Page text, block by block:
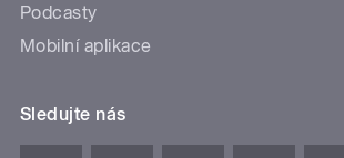
Podcasty
Mobilní aplikace
Sledujte nás